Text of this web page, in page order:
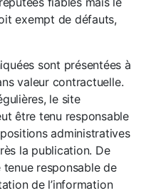
exempt de défauts,
sont présentées à
valeur contractuelle.
le site
être tenu responsable
administratives
la publication. De
responsable de
de l’information